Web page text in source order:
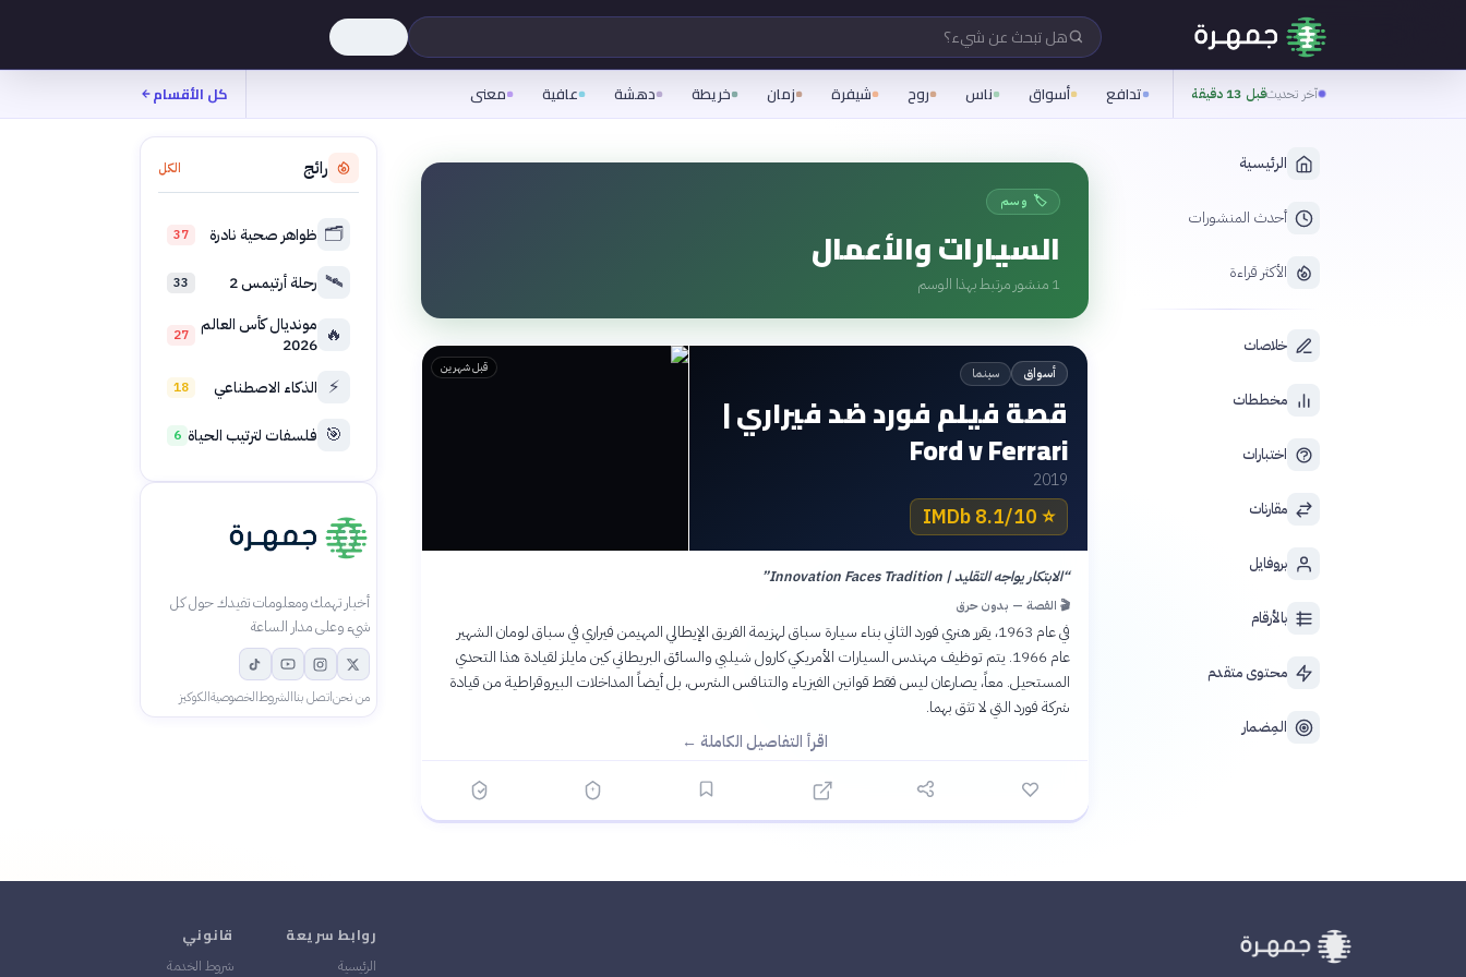
هل تبحث عن شيء؟
آخر تحديثقبل 13 دقيقة تدافع أسواق ناس روح شيفرة زمان خريطة دهشة عافية معنى كل الأقسام
الرئيسية
أحدث المنشورات
الأكثر قراءة
خلاصات
مخططات
اختبارات
مقارنات
بروفايل
بالأرقام
محتوى متقدم
المِضمار
🏷️ وسم
السيارات والأعمال
1 منشور مرتبط بهذا الوسم
أسواق سينما
قصة فيلم فورد ضد فيراري |
Ford v Ferrari
2019
⭐
8.1/10 IMDb
قبل شهرين
“الابتكار يواجه التقليد | Innovation Faces Tradition ”
🎬 القصة — بدون حرق
في عام 1963، يقرر هنري فورد الثاني بناء سيارة سباق لهزيمة الفريق الإيطالي المهيمن فيراري في سباق لومان الشهير
عام 1966. يتم توظيف مهندس السيارات الأمريكي كارول شيلبي والسائق البريطاني كين مايلز لقيادة هذا التحدي
المستحيل. معاً، يصارعان ليس فقط قوانين الفيزياء والتنافس الشرس، بل أيضاً المداخلات البيروقراطية من قيادة
شركة فورد التي لا تثق بهما.
اقرأ التفاصيل الكاملة ←
رائج الكل
🗂️ ظواهر صحية نادرة 37
🛰️ رحلة أرتيمس 2 33
🔥 مونديال كأس العالم
2026
27
⚡ الذكاء الاصطناعي 18
🎯 فلسفات لترتيب الحياة 6
أخبار تهمك ومعلومات تفيدك حول كل
شيء وعلى مدار الساعة
من نحناتصل بناالشروطالخصوصيةالكوكيز
روابط سريعة
الرئيسية
قانوني
شروط الخدمة